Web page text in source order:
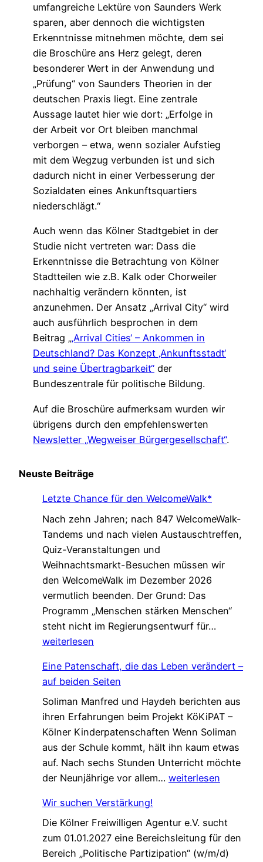
umfangreiche Lektüre von Saunders Werk
sparen, aber dennoch die wichtigsten
Erkenntnisse mitnehmen möchte, dem sei
die Broschüre ans Herz gelegt, deren
besonderer Wert in der Anwendung und
„Prüfung“ von Saunders Theorien in der
deutschen Praxis liegt. Eine zentrale
Aussage lautet hier wie dort: „Erfolge in
der Arbeit vor Ort bleiben manchmal
verborgen – etwa, wenn sozialer Aufstieg
mit dem Wegzug verbunden ist und sich
dadurch nicht in einer Verbesserung der
Sozialdaten eines Ankunftsquartiers
niederschlägt.“
Auch wenn das Kölner Stadtgebiet in der
Studie nicht vertreten war: Dass die
Erkenntnisse die Betrachtung von Kölner
Stadtteilen wie z.B. Kalk oder Chorweiler
nachhaltig verändern könnten, ist
anzunehmen. Der Ansatz „Arrival City“ wird
auch ausführlich besprochen in dem
Beitrag „‚Arrival Cities‘ – Ankommen in
Deutschland? Das Konzept ‚Ankunftsstadt‘
und seine Übertragbarkeit“ der
Bundeszentrale für politische Bildung.
Auf die Broschüre aufmerksam wurden wir
übrigens durch den empfehlenswerten
Newsletter „Wegweiser Bürgergesellschaft“.
Neuste Beiträge
Letzte Chance für den WelcomeWalk*
Nach zehn Jahren; nach 847 WelcomeWalk-
Tandems und nach vielen Austauschtreffen,
Quiz-Veranstaltungen und
Weihnachtsmarkt-Besuchen müssen wir
den WelcomeWalk im Dezember 2026
vermutlich beenden. Der Grund: Das
Programm „Menschen stärken Menschen“
steht nicht im Regierungsentwurf für…
z
e
C
h
a
n
c
ü
r
d
weiterlesen
Eine Patenschaft, die das Leben verändert –
auf beiden Seiten
Soliman Manfred und Haydeh berichten aus
ihren Erfahrungen beim Projekt KöKiPAT –
Kölner Kinderpatenschaften Wenn Soliman
aus der Schule kommt, hält ihn kaum etwas
auf. Nach sechs Stunden Unterricht möchte
der Neunjährige vor allem… E
e
P
a
weiterlesen
Wir suchen Verstärkung!
Die Kölner Freiwilligen Agentur e.V. sucht
zum 01.01.2027 eine Bereichsleitung für den
Bereich „Politische Partizipation“ (w/m/d)